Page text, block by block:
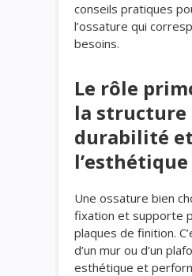
conseils pratiques
l’ossature qui
besoins.
Le rôle
la structure
durabilité et
l’esthétique
Une ossature bien
fixation et supporte
plaques de finition.
d’un mur ou d’un
esthétique et